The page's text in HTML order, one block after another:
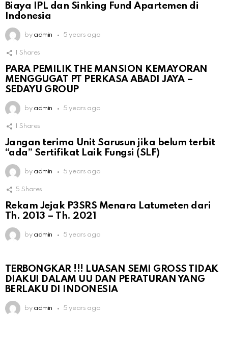
Biaya IPL dan Sinking Fund Apartemen di
Indonesia
by admin 5 years ago
Shares
PARA PEMILIK THE MANSION KEMAYORAN
MENGGUGAT PT PERKASA ABADI JAYA –
SEDAYU GROUP
by admin 5 years ago
Shares
Jangan terima Unit Sarusun jika belum terbit
“ada” Sertifikat Laik Fungsi (SLF)
by admin 5 years ago
5 Shares
Rekam Jejak P3SRS Menara Latumeten dari
Th. 2013 – Th. 2021
by admin 5 years ago
TERBONGKAR !!! LUASAN SEMI GROSS TIDAK
DIAKUI DALAM UU DAN PERATURAN YANG
BERLAKU DI INDONESIA
by admin 5 years ago